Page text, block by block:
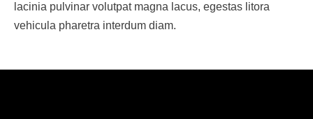
lacinia pulvinar volutpat magna lacus, egestas litora
vehicula pharetra interdum diam.